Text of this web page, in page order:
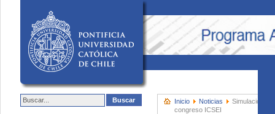
Inicio Noticias
Simulaciones
congreso ICSEI